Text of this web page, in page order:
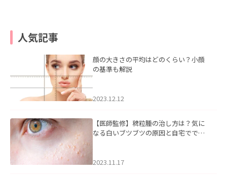
人気記事
顔の大きさの平均はどのくらい？小顔
の基準も解説
2023.12.12
【医師監修】稗粒腫の治し方は？気に
なる白いブツブツの原因と自宅ででき
2023.11.17